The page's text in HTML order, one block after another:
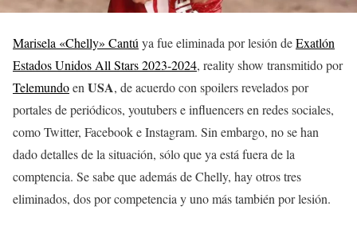
Marisela «Chelly» Cantú ya fue eliminada por lesión deExatlón
Estados Unidos All Stars 2023-2024, reality show transmitido por
Telemundoen USA, de acuerdo con spoilers revelados por
portales de periódicos, youtubers e influencers en redes sociales,
como Twitter, Facebook e Instagram. Sin embargo, no se han
dado detalles de la situación, sólo que ya está fuera de la
comptencia. Se sabe que además de Chelly, hay otros tres
eliminados, dos por competencia y uno más también por lesión.